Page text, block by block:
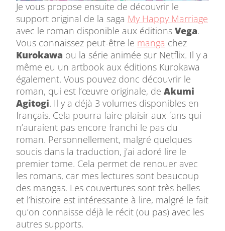
Je vous propose ensuite de découvrir le
support original de la saga My Happy Marriage
avec le roman disponible aux éditions Vega.
Vous connaissez peut-être le manga chez
Kurokawa ou la série animée sur Netflix. Il y a
même eu un artbook aux éditions Kurokawa
également. Vous pouvez donc découvrir le
roman, qui est l’œuvre originale, de Akumi
Agitogi. Il y a déjà 3 volumes disponibles en
français. Cela pourra faire plaisir aux fans qui
n’auraient pas encore franchi le pas du
roman. Personnellement, malgré quelques
soucis dans la traduction, j’ai adoré lire le
premier tome. Cela permet de renouer avec
les romans, car mes lectures sont beaucoup
des mangas. Les couvertures sont très belles
et l’histoire est intéressante à lire, malgré le fait
qu’on connaisse déjà le récit (ou pas) avec les
autres supports.